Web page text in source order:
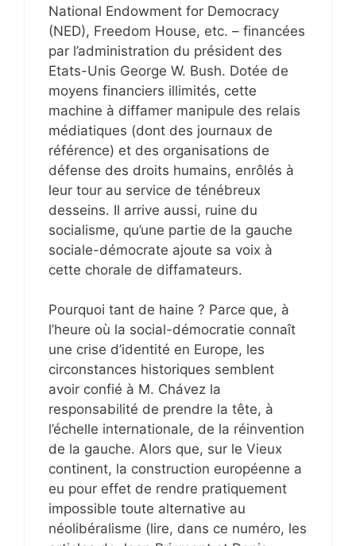
National Endowment for Democracy
(NED), Freedom House, etc. – financées
par l’administration du président des
Etats-Unis George W. Bush. Dotée de
moyens financiers illimités, cette
machine à diffamer manipule des relais
médiatiques (dont des journaux de
référence) et des organisations de
défense des droits humains, enrôlés à
leur tour au service de ténébreux
desseins. Il arrive aussi, ruine du
socialisme, qu’une partie de la gauche
sociale-démocrate ajoute sa voix à
cette chorale de diffamateurs.
Pourquoi tant de haine ? Parce que, à
l’heure où la social-démocratie connaît
une crise d’identité en Europe, les
circonstances historiques semblent
avoir confié à M. Chávez la
responsabilité de prendre la tête, à
l’échelle internationale, de la réinvention
de la gauche. Alors que, sur le Vieux
continent, la construction européenne a
eu pour effet de rendre pratiquement
impossible toute alternative au
néolibéralisme (lire, dans ce numéro, les